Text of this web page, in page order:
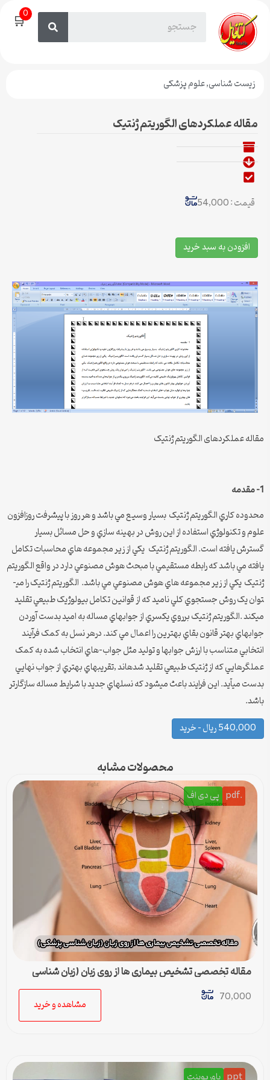
🛒0
زیست شناسی,علوم پزشکی
مقاله عملکردهای الگوریتم ژنتیک
قیمت : 54,000
افزودن به سبد خرید
مقاله عملکردهای الگوریتم ژنتیک
1- مقدمه
محدوده کاري الگوريتم ژنتيک بسيار وسيع مي باشد و هر روز با پيشرفت روزافزون
علوم و تکنولوژي استفاده از اين روش در بهينه سازي و حل مسائل بسيار
گسترش يافته است. الگوريتم ژنتيک يکي از زير مجموعه هاي محاسبات تکامل
يافته مي باشد که رابطه مستقيمي با مبحث هوش مصنوعي دارد در واقع الگوريتم
ژنتيک يکي از زير مجموعه هاي هوش مصنوعي مي باشد. الگوريتم ژنتيک را مي­
توان يک روش جستجوي کلي ناميد که از قوانين تکامل بيولوژيک طبيعي تقليد
مي­کند .الگوريتم ژنتيک برروي يکسري از جواب­هاي مساله به اميد بدست آوردن
جوابهاي بهتر قانون بقاي بهترين را اعمال مي کند. درهر نسل به کمک فرآيند
انتخابي متناسب با ارزش جواب­ها و توليد مثل جواب-هاي انتخاب شده به کمک
عملگرهايي که از ژنتيک طبيعي تقليد شده­اند ,تقريب­هاي بهتري از جواب نهايي
بدست مي­آيد. اين فرايند باعث مي­شود که نسلهاي جديد با شرايط مساله سازگارتر
باشد.
540,000 ریال – خرید
محصولات مشابه
.pdf پی دی اف
مقاله تخصصی تشخیص بیماری ها از روی زبان (زبان شناسی
پزشکی)
70,000
مشاهده و خرید
ppt پاورپوینت